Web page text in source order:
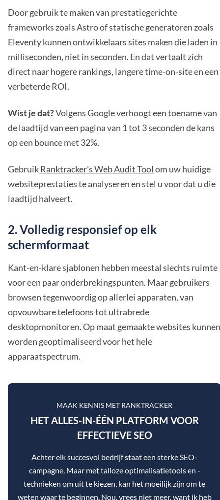
Door gebruik te maken van prestatiegerichte
frameworks zoals Astro of statische generatoren zoals
Eleventy kunnen ontwikkelaars sites maken die laden in
milliseconden, niet in seconden. En dat vertaalt zich
direct naar hogere rankings, langere time-on-site en een
verbeterde ROI.
Wist je dat?Volgens Google verhoogt een toename van
de laadtijd van een pagina van 1 tot 3 seconden de kans
op een bounce met 32%.
GebruikRanktracker's Web Audit Tool om uw huidige
websiteprestaties te analyseren en stel u voor dat u die
laadtijd halveert.
2. Volledig responsief op elk
schermformaat
Kant-en-klare sjablonen hebben meestal slechts ruimte
voor een paar onderbrekingspunten. Maar gebruikers
browsen tegenwoordig op allerlei apparaten, van
opvouwbare telefoons tot ultrabrede
desktopmonitoren. Op maat gemaakte websites kunnen
worden geoptimaliseerd voor het hele
apparaatspectrum.
MAAK KENNIS MET RANKTRACKER
HET ALLES-IN-ÉÉN PLATFORM VOOR
EFFECTIEVE SEO
Achter elk succesvol bedrijf staat een sterke SEO-
campagne. Maar met talloze optimalisatietools en -
technieken om uit te kiezen, kan het moeilijk zijn om te
weten waar te beginnen. Nou, vrees niet meer, want ik heb